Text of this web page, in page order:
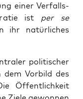
einer Ver­falls­
ist per se
ihr natür­li­ches
poli­ti­scher
dem Vor­bild des
Öffent­lich­keit